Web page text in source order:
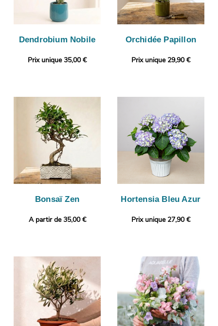
Dendrobium Nobile
Prix unique 35,00 €
Orchidée Papillon
Prix unique 29,90 €
Bonsaï Zen
A partir de 35,00 €
Hortensia Bleu Azur
Prix unique 27,90 €